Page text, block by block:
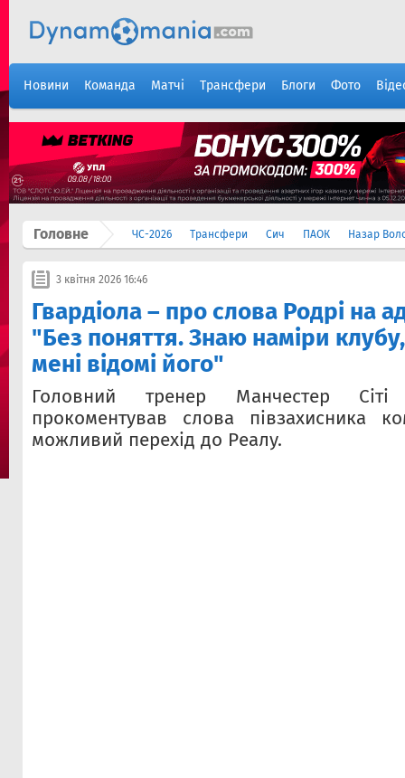
Новини Команда Матчі Трансфери Блоги Фото
Головне ЧС-2026 Трансфери Сич ПАОК Назар
3 квітня 2026 16:46
Гвардіола – про слова Родрі на
"Без поняття. Знаю наміри
мені відомі його"
Головний тренер Манчестер
прокоментував слова півзахисника
можливий перехід до Реалу.